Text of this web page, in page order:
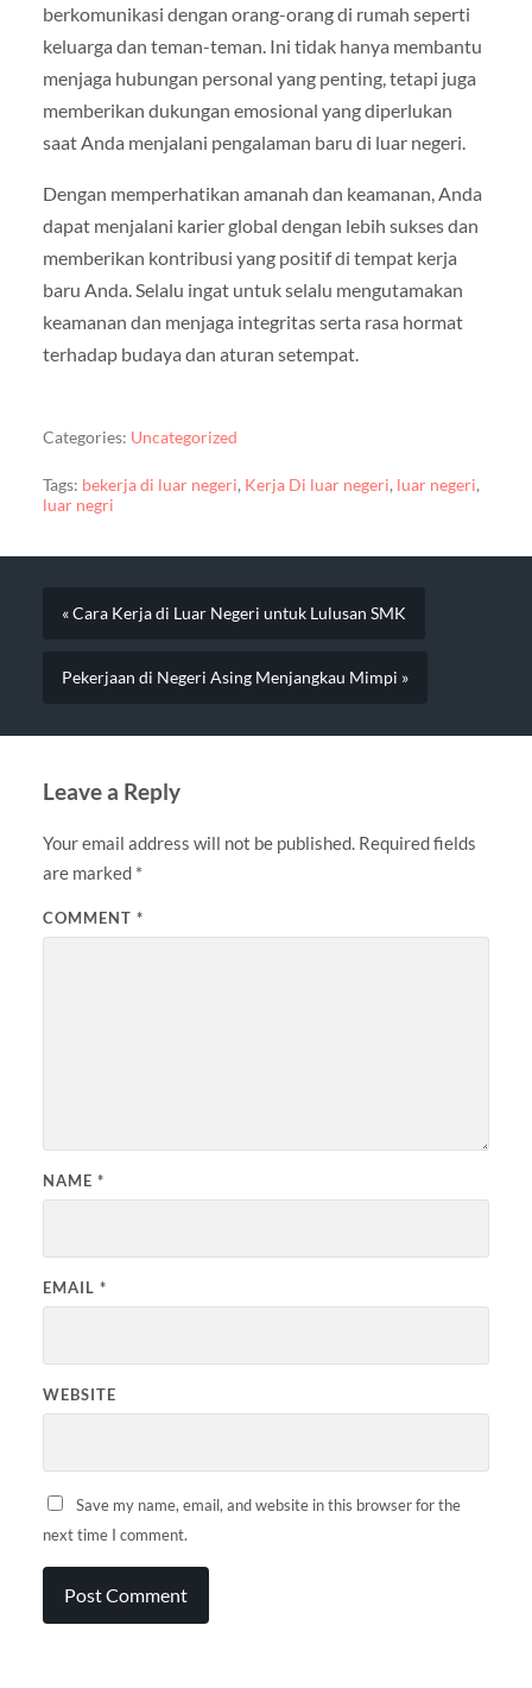
berkomunikasi dengan orang-orang di rumah seperti
keluarga dan teman-teman. Ini tidak hanya membantu
menjaga hubungan personal yang penting, tetapi juga
memberikan dukungan emosional yang diperlukan
saat Anda menjalani pengalaman baru di luar negeri.
Dengan memperhatikan amanah dan keamanan, Anda
dapat menjalani karier global dengan lebih sukses dan
memberikan kontribusi yang positif di tempat kerja
baru Anda. Selalu ingat untuk selalu mengutamakan
keamanan dan menjaga integritas serta rasa hormat
terhadap budaya dan aturan setempat.
Categories: Uncategorized
Tags: bekerja di luar negeri, Kerja Di luar negeri, luar negeri,
luar negri
« Cara Kerja di Luar Negeri untuk Lulusan SMK
Pekerjaan di Negeri Asing Menjangkau Mimpi »
Leave a Reply
Your email address will not be published. Required fields
are marked *
COMMENT *
NAME *
EMAIL *
WEBSITE
Save my name, email, and website in this browser for the
next time I comment.